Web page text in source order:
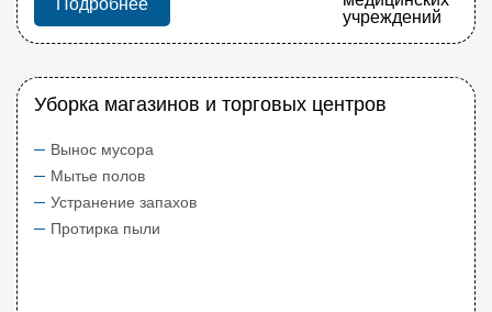
Подробнее
Уборка магазинов и торговых центров
Вынос мусора
Мытье полов
Устранение запахов
Протирка пыли